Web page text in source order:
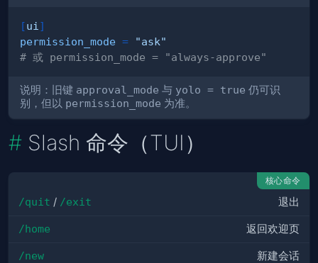
[ui ]
permission_mode =
"ask"
# 或 permission_mode = "always-approve"
说明：旧键 approval_mode 与 yolo = true 仍可识
别，但以 permission_mode 为准。
Slash 命令（TUI）
核心命令
/quit / /exit 退出
/home 返回欢迎页
/new 新建会话